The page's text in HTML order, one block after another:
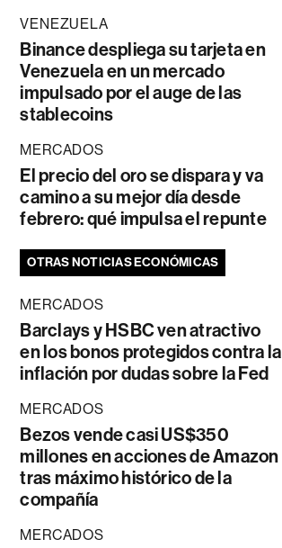
VENEZUELA
Binance despliega su tarjeta en
Venezuela en un mercado
impulsado por el auge de las
stablecoins
MERCADOS
El precio del oro se dispara y va
camino a su mejor día desde
febrero: qué impulsa el repunte
OTRAS NOTICIAS ECONÓMICAS
MERCADOS
Barclays y HSBC ven atractivo
en los bonos protegidos contra la
inflación por dudas sobre la Fed
MERCADOS
Bezos vende casi US$350
millones en acciones de Amazon
tras máximo histórico de la
compañía
MERCADOS